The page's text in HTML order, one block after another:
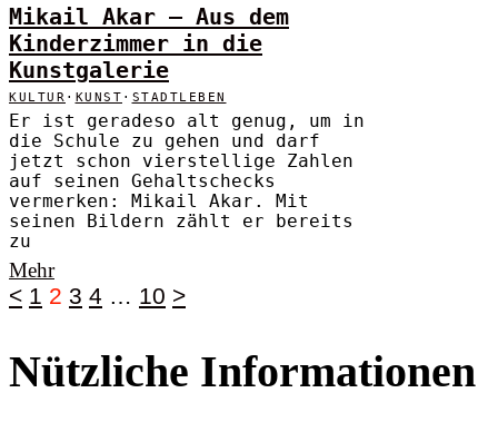
Mikail Akar – Aus dem
Kinderzimmer in die
Kunstgalerie
KULTUR · KUNST · STADTLEBEN
Er ist geradeso alt genug, um in
die Schule zu gehen und darf
jetzt schon vierstellige Zahlen
auf seinen Gehaltschecks
vermerken: Mikail Akar. Mit
seinen Bildern zählt er bereits
zu
Mehr
< 1 2 3 4 … 10 >
Nützliche Informationen